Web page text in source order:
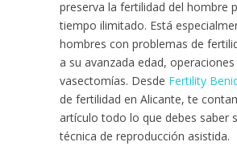
preserva la fertilidad del hombre
tiempo ilimitado. Está
hombres con problemas de
a su avanzada edad,
vasectomías. Desde Fertility
de fertilidad en Alicante, te
artículo todo lo que debes saber
técnica de reproducción asistida.